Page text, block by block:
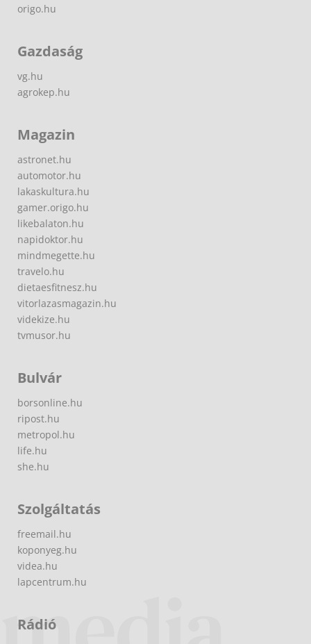
origo.hu
Gazdaság
vg.hu
agrokep.hu
Magazin
astronet.hu
automotor.hu
lakaskultura.hu
gamer.origo.hu
likebalaton.hu
napidoktor.hu
mindmegette.hu
travelo.hu
dietaesfitnesz.hu
vitorlazasmagazin.hu
videkize.hu
tvmusor.hu
Bulvár
borsonline.hu
ripost.hu
metropol.hu
life.hu
she.hu
Szolgáltatás
freemail.hu
koponyeg.hu
videa.hu
lapcentrum.hu
Rádió